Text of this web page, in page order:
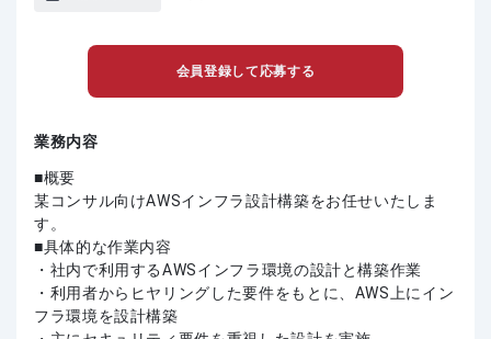
会員登録して応募する
業務内容
■概要
某コンサル向けAWSインフラ設計構築をお任せいたしま
す。
■具体的な作業内容
・社内で利用するAWSインフラ環境の設計と構築作業
・利用者からヒヤリングした要件をもとに、AWS上にイン
フラ環境を設計構築